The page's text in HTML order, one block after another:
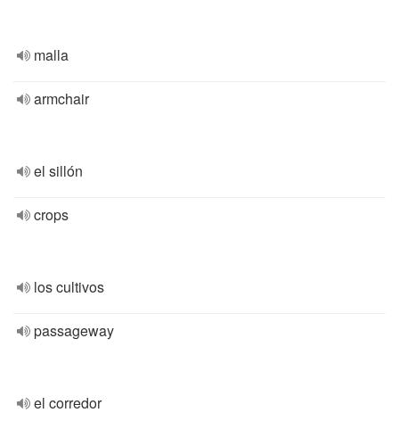
malla
armchair
el sillón
crops
los cultivos
passageway
el corredor